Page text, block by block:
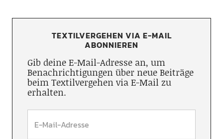
TEXTILVERGEHEN VIA E-MAIL
ABONNIEREN
Gib deine E-Mail-Adresse an, um
Benachrichtigungen über neue Beiträge
beim Textilvergehen via E-Mail zu
erhalten.